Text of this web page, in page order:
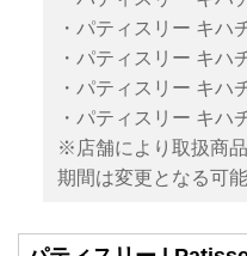
・パティスリー キハ
・パティスリー キハ
・パティスリー キハ
・パティスリー キハ
※店舗により取扱商
期間は変更となる可